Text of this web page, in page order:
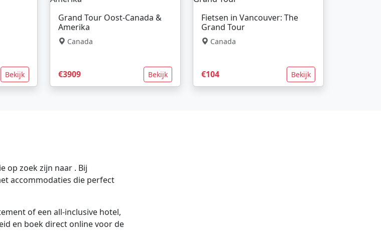
Bekijk
Grand Tour Oost-Canada &
Amerika
Canada
€3909 Bekijk
Fietsen in Vancouver: The
Grand Tour
Canada
€104 Bekijk
op zoek zijn naar . Bij
accommodaties die perfect
of een all-inclusive hotel,
en boek direct online voor de